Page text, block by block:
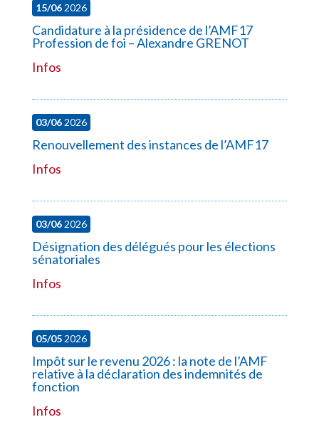
15/062026
Candidature à la présidence de l’AMF17
Profession de foi – Alexandre GRENOT
Infos
03/062026
Renouvellement des instances de l’AMF17
Infos
03/062026
Désignation des délégués pour les élections
sénatoriales
Infos
05/052026
Impôt sur le revenu 2026 : la note de l’AMF
relative à la déclaration des indemnités de
fonction
Infos